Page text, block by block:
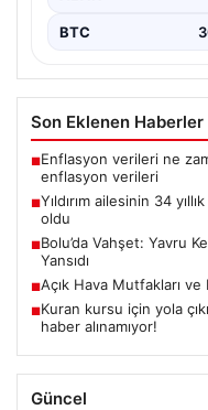
BTC
Son Eklenen Haberler
■Enflasyon verileri ne
enflasyon verileri
■Yıldırım ailesinin 34
oldu
■Bolu’da Vahşet: Yavru
Yansıdı
■Açık Hava Mutfakları ve
■Kuran kursu için yola
haber alınamıyor!
Güncel